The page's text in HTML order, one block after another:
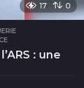
17 0
: une